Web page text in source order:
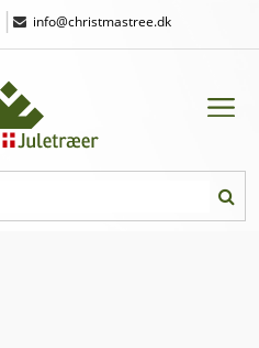
| info@christmastree.dk